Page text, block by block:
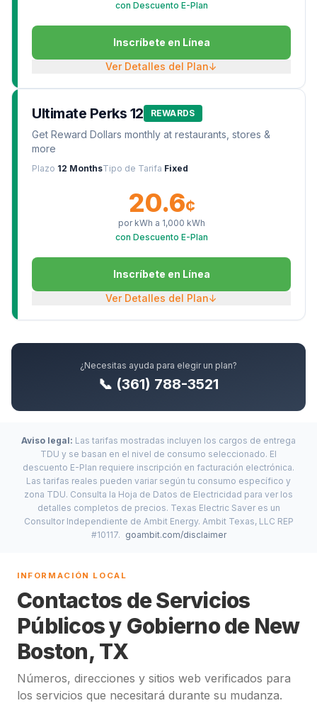
con Descuento E-Plan
Inscríbete en Línea
Ver Detalles del Plan↓
Ultimate Perks 12 REWARDS
Get Reward Dollars monthly at restaurants, stores &
more
Plazo 12 MonthsTipo de Tarifa Fixed
20.6¢
por kWh a 1,000 kWh
con Descuento E-Plan
Inscríbete en Línea
Ver Detalles del Plan↓
¿Necesitas ayuda para elegir un plan?
📞 (361) 788-3521
Aviso legal: Las tarifas mostradas incluyen los cargos de entrega
TDU y se basan en el nivel de consumo seleccionado. El
descuento E-Plan requiere inscripción en facturación electrónica.
Las tarifas reales pueden variar según tu consumo específico y
zona TDU. Consulta la Hoja de Datos de Electricidad para ver los
detalles completos de precios. Texas Electric Saver es un
Consultor Independiente de Ambit Energy. Ambit Texas, LLC REP
#10117. goambit.com/disclaimer
INFORMACIÓN LOCAL
Contactos de Servicios
Públicos y Gobierno de New
Boston, TX
Números, direcciones y sitios web verificados para
los servicios que necesitará durante su mudanza.